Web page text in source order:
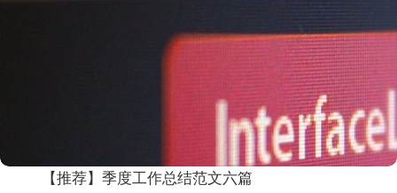
【推荐】季度工作总结范文六篇